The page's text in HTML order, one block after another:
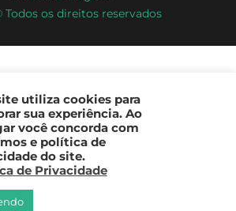
Todos os direitos reservados
utiliza cookies para
sua experiência. Ao
você concorda com
e política de
do site.
de Privacidade